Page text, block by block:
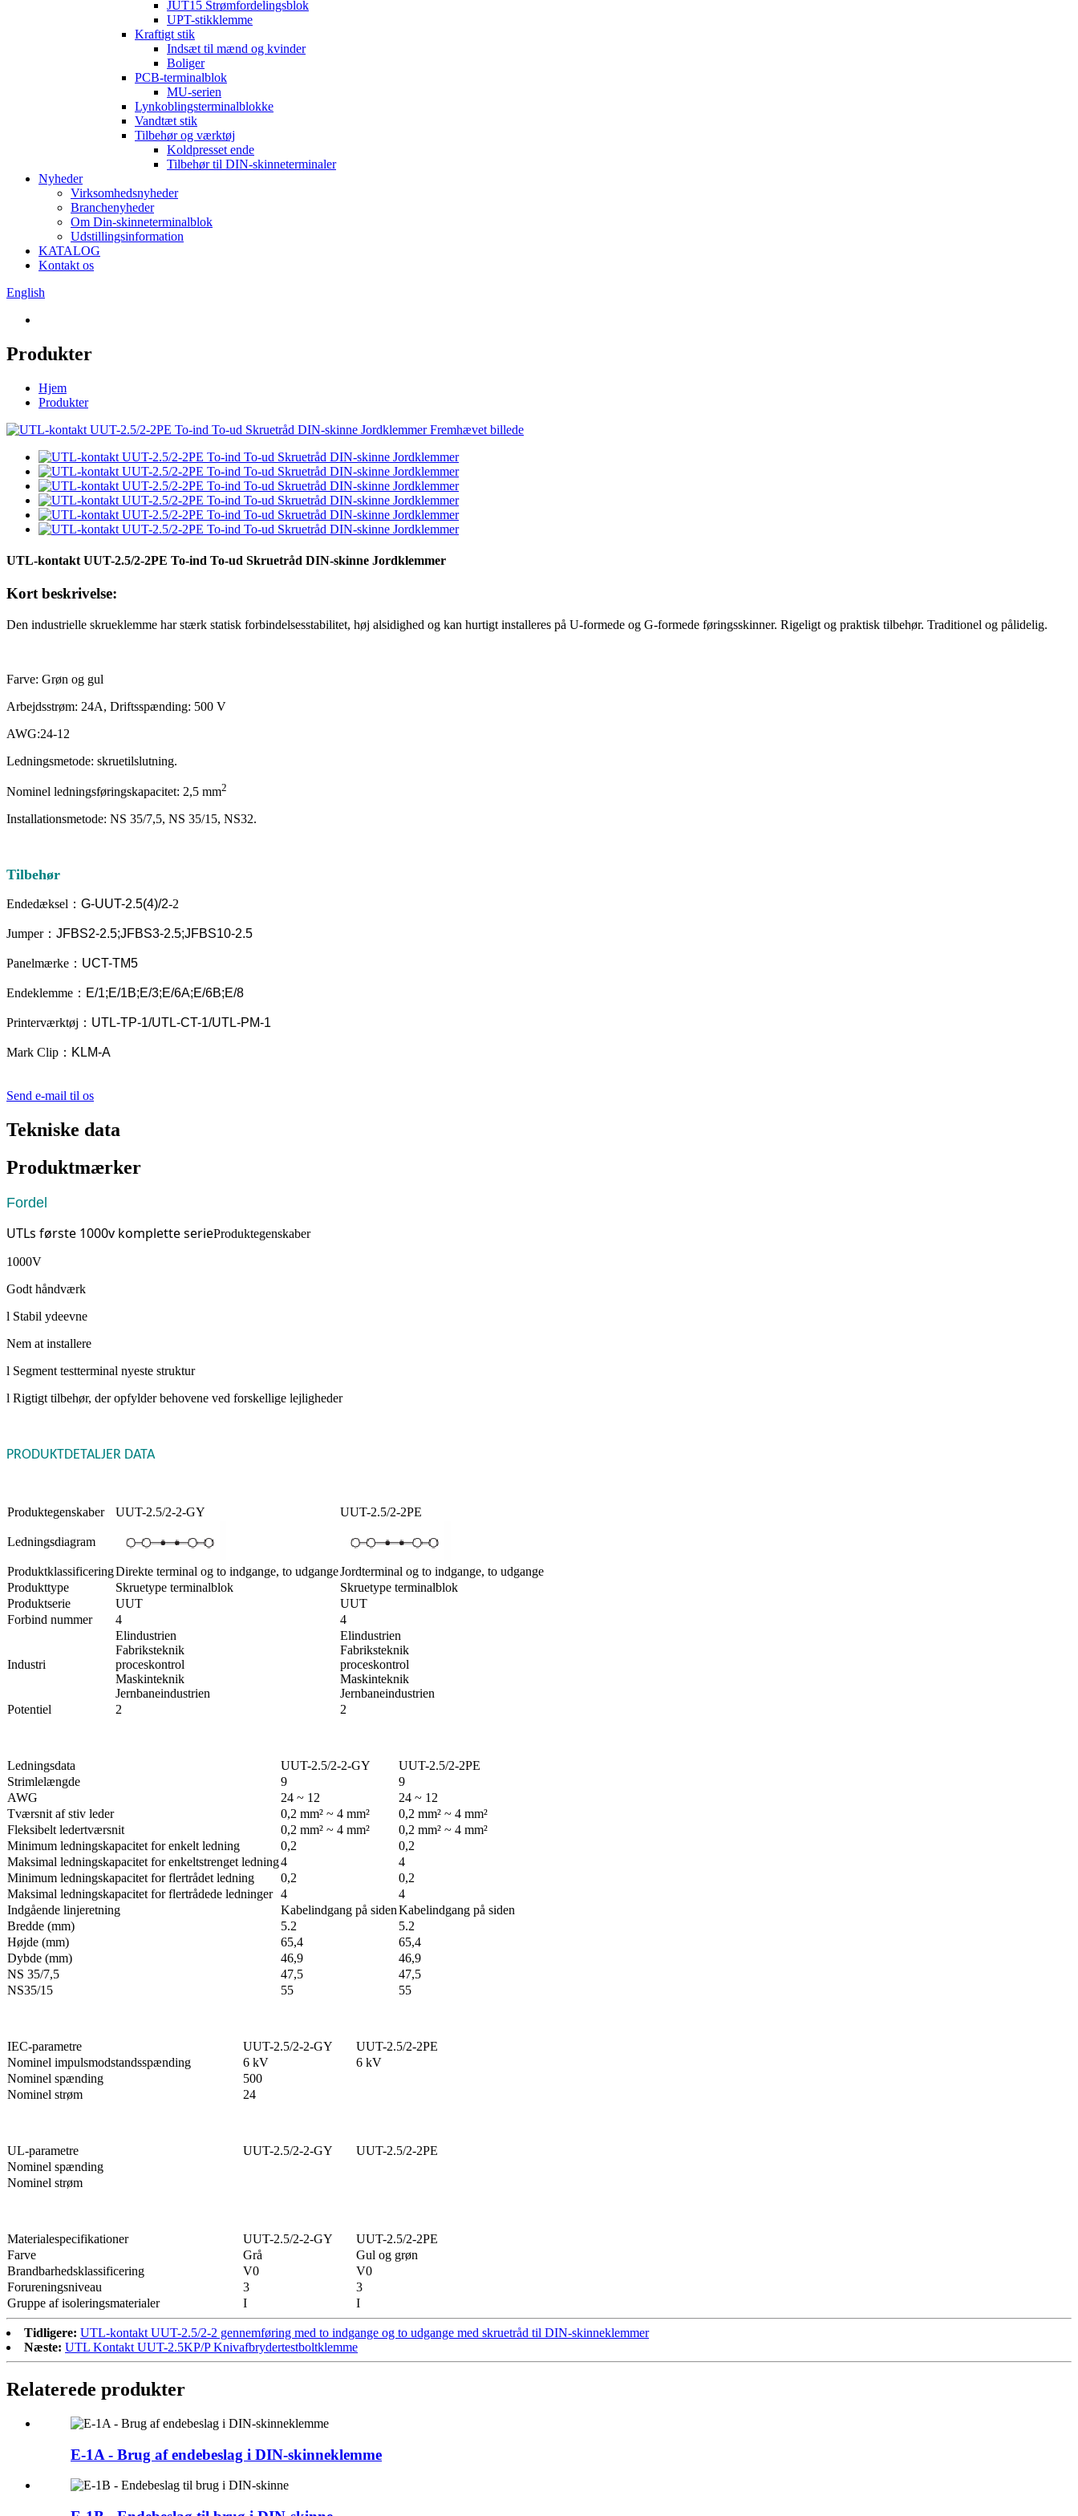
JUT15 Strømfordelingsblok
UPT-stikklemme
Kraftigt stik
Indsæt til mænd og kvinder
Boliger
PCB-terminalblok
MU-serien
Lynkoblingsterminalblokke
Vandtæt stik
Tilbehør og værktøj
Koldpresset ende
Tilbehør til DIN-skinneterminaler
Nyheder
Virksomhedsnyheder
Branchenyheder
Om Din-skinneterminalblok
Udstillingsinformation
KATALOG
Kontakt os
English
Produkter
Hjem
Produkter
UTL-kontakt UUT-2.5/2-2PE To-ind To-ud Skruetråd DIN-skinne Jordklemmer
Kort beskrivelse:
Den industrielle skrueklemme har stærk statisk forbindelsesstabilitet, høj alsidighed og kan hurtigt installeres på U-formede og G-formede føringsskinner. Rigeligt og praktisk tilbehør. Traditionel og pålidelig.
Farve: Grøn og gul
Arbejdsstrøm: 24A, Driftsspænding: 500 V
AWG:24-12
Ledningsmetode: skruetilslutning.
Nominel ledningsføringskapacitet: 2,5 mm2
Installationsmetode: NS 35/7,5, NS 35/15, NS32.
Tilbehør
Endedæksel ： G-UUT-2.5(4)/2-2
Jumper： JFBS2-2.5;JFBS3-2.5;JFBS10-2.5
Panelmærke ： UCT-TM5
Endeklemme ： E/1;E/1B;E/3;E/6A;E/6B;E/8
Printerværktøj ： UTL-TP-1/UTL-CT-1/UTL-PM-1
Mark Clip ： KLM-A
Send e-mail til os
Tekniske data
Produktmærker
Fordel
UTLs første 1000v komplette serieProduktegenskaber
1000V
Godt håndværk
l Stabil ydeevne
Nem at installere
l Segment testterminal nyeste struktur
l Rigtigt tilbehør, der opfylder behovene ved forskellige lejligheder
PRODUKTDETALJER DATA
Produktegenskaber UUT-2.5/2-2-GY UUT-2.5/2-2PE
Ledningsdiagram
ProduktklassificeringDirekte terminal og to indgange, to udgangeJordterminal og to indgange, to udgange
Produkttype
Skruetype terminalblok
Skruetype terminalblok
Produktserie
UUT
UUT
Forbind nummer
4 4
Industri
Elindustrien
Fabriksteknik
proceskontrol
Maskinteknik
Jernbaneindustrien
Elindustrien
Fabriksteknik
proceskontrol
Maskinteknik
Jernbaneindustrien
Potentiel
2 2
Ledningsdata UUT-2.5/2-2-GY
UUT-2.5/2-2PE
Strimlelængde
9
9
AWG
24 ~ 12
24 ~ 12
Tværsnit af stiv leder
0,2 mm² ~ 4 mm²
0,2 mm² ~ 4 mm²
Fleksibelt ledertværsnit
0,2 mm² ~ 4 mm²
0,2 mm² ~ 4 mm²
Minimum ledningskapacitet for enkelt ledning
0,2
0,2
Maksimal ledningskapacitet for enkeltstrenget ledning4
4
Minimum ledningskapacitet for flertrådet ledning
0,2
0,2
Maksimal ledningskapacitet for flertrådede ledninger 4
4
Indgående linjeretning
Kabelindgang på sidenKabelindgang på siden
Bredde (mm)
5.2
5.2
Højde (mm)
65,4
65,4
Dybde (mm)
46,9
46,9
NS 35/7,5
47,5
47,5
NS35/15
55 55
IEC-parametre UUT-2.5/2-2-GY
UUT-2.5/2-2PE
Nominel impulsmodstandsspænding
6 kV
6 kV
Nominel spænding
500
Nominel strøm
24
UL-parametre UUT-2.5/2-2-GY
UUT-2.5/2-2PE
Nominel spænding
Nominel strøm
Materialespecifikationer UUT-2.5/2-2-GY
UUT-2.5/2-2PE
Farve
Grå
Gul og grøn
Brandbarhedsklassificering
V0
V0
Forureningsniveau
3
3
Gruppe af isoleringsmaterialer
I I
Tidligere: UTL-kontakt UUT-2.5/2-2 gennemføring med to indgange og to udgange med skruetråd til DIN-skinneklemmer
Næste: UTL Kontakt UUT-2.5KP/P Knivafbrydertestboltklemme
Relaterede produkter
E-1A - Brug af endebeslag i DIN-skinneklemme